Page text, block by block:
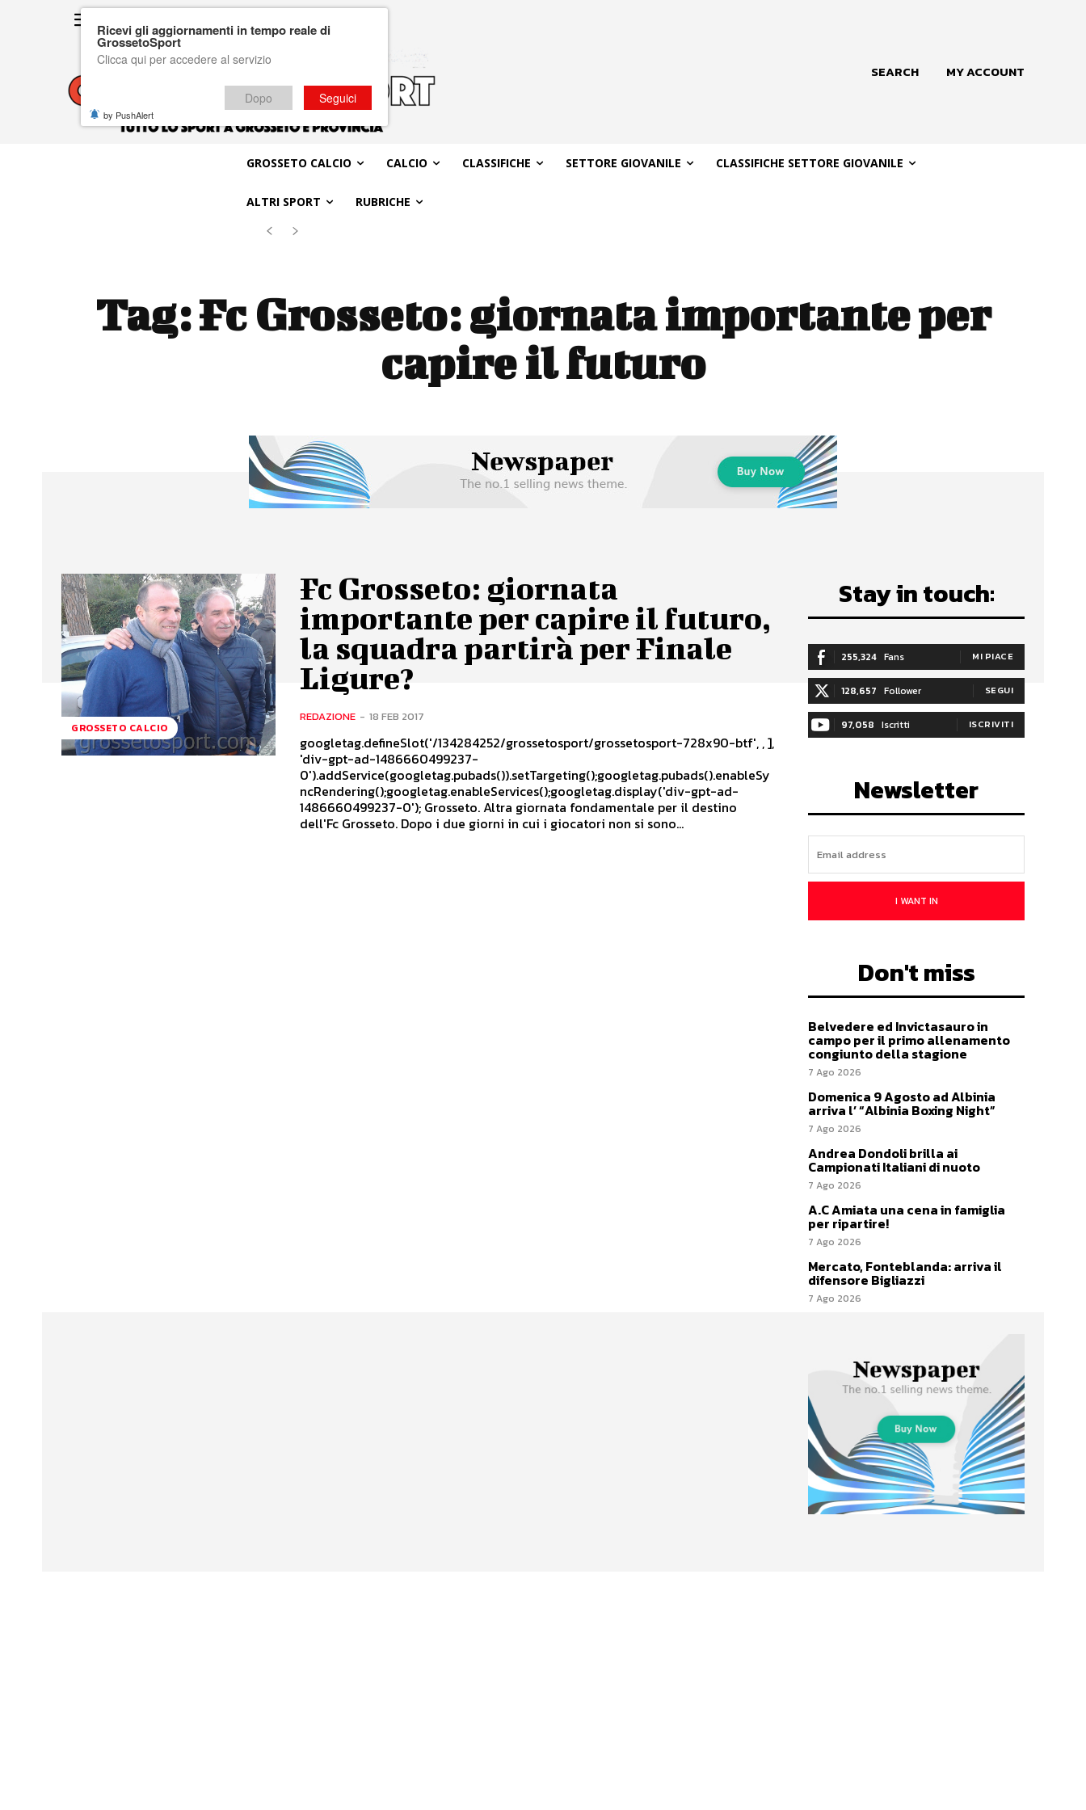
SEARCH MY ACCOUNT
GROSSETO CALCIO CALCIO CLASSIFICHE SETTORE GIOVANILE CLASSIFICHE SETTORE GIOVANILE
ALTRI SPORT RUBRICHE
Tag:Fc Grosseto: giornata importante per
capire il futuro
GROSSETO CALCIO
Fc Grosseto: giornata
importante per capire il futuro,
la squadra partirà per Finale
Ligure?
REDAZIONE - 18 FEB 2017
googletag.defineSlot('/134284252/grossetosport/grossetosport-728x90-btf', , ],
'div-gpt-ad-1486660499237-
0').addService(googletag.pubads()).setTargeting();googletag.pubads().enableSy
ncRendering();googletag.enableServices();googletag.display('div-gpt-ad-
1486660499237-0'); Grosseto. Altra giornata fondamentale per il destino
dell'Fc Grosseto. Dopo i due giorni in cui i giocatori non si sono...
Stay in touch:
255,324 Fans MI PIACE
128,657 Follower SEGUI
97,058 Iscritti ISCRIVITI
Newsletter
I WANT IN
Don't miss
Belvedere ed Invictasauro in
campo per il primo allenamento
congiunto della stagione
7 Ago 2026
Domenica 9 Agosto ad Albinia
arriva l’ “Albinia Boxing Night”
7 Ago 2026
Andrea Dondoli brilla ai
Campionati Italiani di nuoto
7 Ago 2026
A.C Amiata una cena in famiglia
per ripartire!
7 Ago 2026
Mercato, Fonteblanda: arriva il
difensore Bigliazzi
7 Ago 2026
Ricevi gli aggiornamenti in tempo reale di
GrossetoSport
Clicca qui per accedere al servizio
Dopo Seguici
by PushAlert